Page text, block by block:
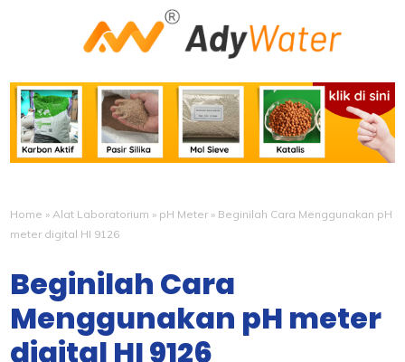
Home » Alat Laboratorium » pH Meter » Beginilah Cara Menggunakan pH
meter digital HI 9126
Beginilah Cara
Menggunakan pH meter
digital HI 9126